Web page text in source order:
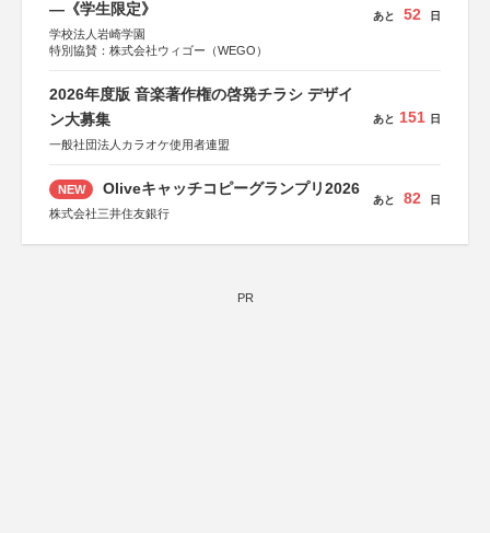
―《学生限定》
学校法人岩崎学園
特別協賛：株式会社ウィゴー（WEGO）
あと 52 日
2026年度版 音楽著作権の啓発チラシ デザイ
ン大募集
一般社団法人カラオケ使用者連盟
あと 151 日
NEW Oliveキャッチコピーグランプリ2026
株式会社三井住友銀行
あと 82 日
PR